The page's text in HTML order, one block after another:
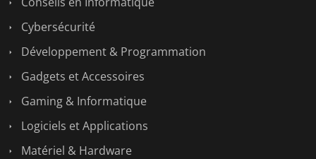
Cybersécurité
Développement & Programmation
Gadgets et Accessoires
Gaming & Informatique
Logiciels et Applications
Matériel & Hardware